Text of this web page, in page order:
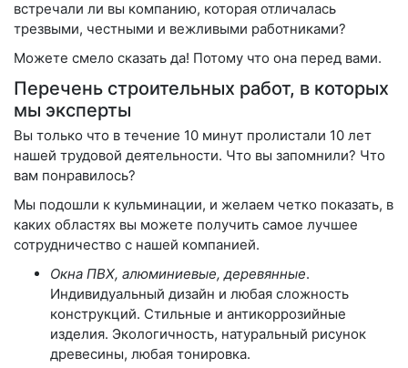
встречали ли вы компанию, которая отличалась
трезвыми, честными и вежливыми работниками?
Можете смело сказать да! Потому что она перед вами.
Перечень строительных работ, в которых
мы эксперты
Вы только что в течение 10 минут пролистали 10 лет
нашей трудовой деятельности. Что вы запомнили? Что
вам понравилось?
Мы подошли к кульминации, и желаем четко показать, в
каких областях вы можете получить самое лучшее
сотрудничество с нашей компанией.
Окна ПВХ, алюминиевые, деревянные.
Индивидуальный дизайн и любая сложность
конструкций. Стильные и антикоррозийные
изделия. Экологичность, натуральный рисунок
древесины, любая тонировка.